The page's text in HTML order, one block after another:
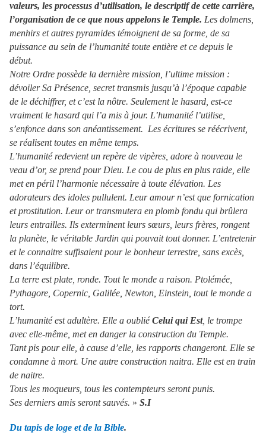
valeurs, les processus d’utilisation, le descriptif de cette carrière,
l’organisation de ce que nous appelons le Temple. Les dolmens,
menhirs et autres pyramides témoignent de sa forme, de sa
puissance au sein de l’humanité toute entière et ce depuis le
début.
Notre Ordre possède la dernière mission, l’ultime mission :
dévoiler Sa Présence, secret transmis jusqu’à l’époque capable
de le déchiffrer, et c’est la nôtre. Seulement le hasard, est-ce
vraiment le hasard qui l’a mis à jour. L’humanité l’utilise,
s’enfonce dans son anéantissement. Les écritures se réécrivent,
se réalisent toutes en même temps.
L’humanité redevient un repère de vipères, adore à nouveau le
veau d’or, se prend pour Dieu. Le cou de plus en plus raide, elle
met en péril l’harmonie nécessaire à toute élévation. Les
adorateurs des idoles pullulent. Leur amour n’est que fornication
et prostitution. Leur or transmutera en plomb fondu qui brûlera
leurs entrailles. Ils exterminent leurs sœurs, leurs frères, rongent
la planète, le véritable Jardin qui pouvait tout donner. L’entretenir
et le connaitre suffisaient pour le bonheur terrestre, sans excès,
dans l’équilibre.
La terre est plate, ronde. Tout le monde a raison. Ptolémée,
Pythagore, Copernic, Galilée, Newton, Einstein, tout le monde a
tort.
L’humanité est adultère. Elle a oubliéCelui qui Est, le trompe
avec elle-même, met en danger la construction du Temple.
Tant pis pour elle, à cause d’elle, les rapports changeront. Elle se
condamne à mort. Une autre construction naitra. Elle est en train
de naitre.
Tous les moqueurs, tous les contempteurs seront punis.
Ses derniers amis seront sauvés. » S.I
Du tapis de loge et de la Bible.